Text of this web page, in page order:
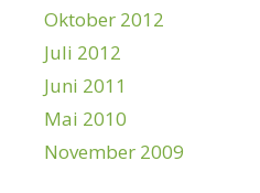
Oktober 2012
Juli 2012
Juni 2011
Mai 2010
November 2009